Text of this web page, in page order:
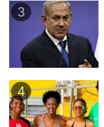
3
4